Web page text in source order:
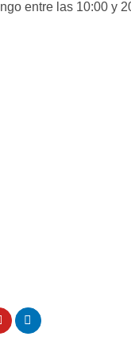
entre las 10:00 y